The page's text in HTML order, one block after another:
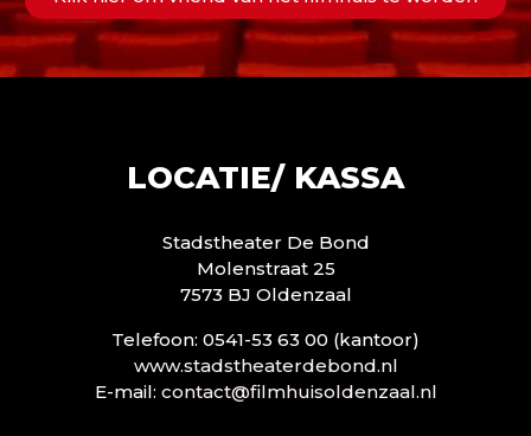
LOCATIE/ KASSA
Stadstheater De Bond
Molenstraat 25
7573 BJ Oldenzaal
Telefoon: 0541-53 63 00 (kantoor)
www.stadstheaterdebond.nl
E-mail: contact@filmhuisoldenzaal.nl